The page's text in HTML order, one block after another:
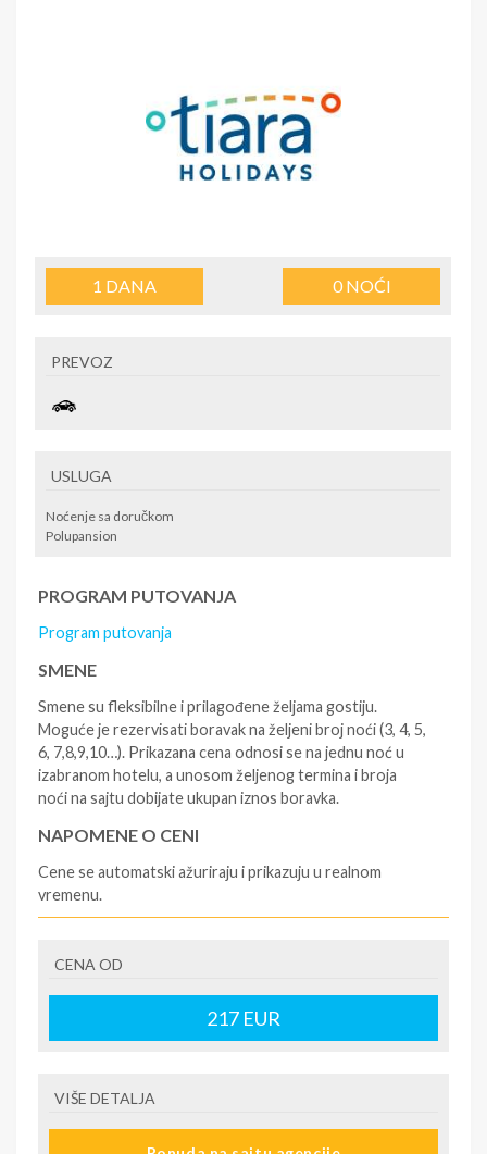
1 DANA 0NOĆI
PREVOZ
USLUGA
Noćenje sa doručkom
Polupansion
PROGRAM PUTOVANJA
Program putovanja
SMENE
Smene su fleksibilne i prilagođene željama gostiju.
Moguće je rezervisati boravak na željeni broj noći (3, 4, 5,
6, 7,8,9,10…). Prikazana cena odnosi se na jednu noć u
izabranom hotelu, a unosom željenog termina i broja
noći na sajtu dobijate ukupan iznos boravka.
NAPOMENE O CENI
Cene se automatski ažuriraju i prikazuju u realnom
vremenu.
- rezervisane i potvrđene usluge u izabranoj smeštajnoj
jedinici prema opisu - korišćenje hotelskih sadržaja
prema opisu - uslugu rezervacije - organizaciju
putovanja.
krizu) na destinaciji, plaćaju se na recepciji
CENA OD
217 EUR
VIŠE DETALJA